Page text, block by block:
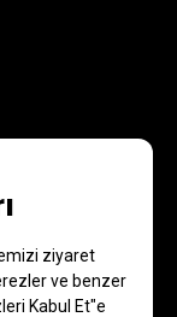
ziyaret
ve benzer
Kabul Et"e